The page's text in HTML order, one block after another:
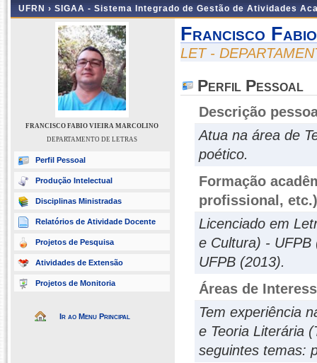
UFRN › SIGAA - Sistema Integrado de Gestão de Atividades
FRANCISCO FABIO VIEIRA MARCOLINO
DEPARTAMENTO DE LETRAS
Perfil Pessoal
Produção Intelectual
Disciplinas Ministradas
Relatórios de Atividade Docente
Projetos de Pesquisa
Atividades de Extensão
Projetos de Monitoria
Ir ao Menu Principal
Francisco
LET -
Perfil Pessoal
Descrição
Atua na área de
poético.
Formação
profissional, etc.)
Licenciado em
e Cultura) -
UFPB (2013).
Áreas de
Tem experiência
e Teoria Literária
seguintes temas: